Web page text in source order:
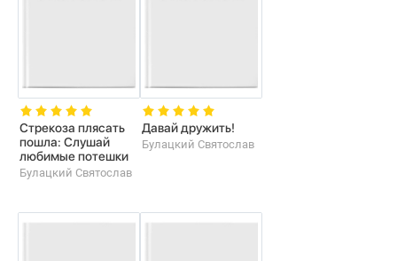
Стрекоза плясать
пошла: Слушай
любимые потешки
Булацкий Святослав
Давай дружить!
Булацкий Святослав